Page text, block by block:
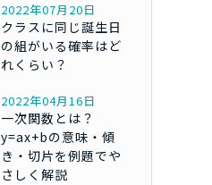
2022年07月20日
クラスに同じ誕生日
の組がいる確率はど
れくらい？
2022年04月16日
一次関数とは？
y=ax+bの意味・傾
き・切片を例題でや
さしく解説